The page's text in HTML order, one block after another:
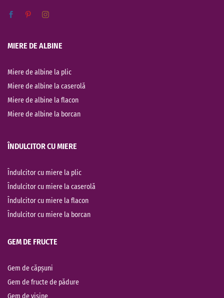
MIERE DE ALBINE
Miere de albine la plic
Miere de albine la caserolă
Miere de albine la flacon
Miere de albine la borcan
ÎNDULCITOR CU MIERE
Îndulcitor cu miere la plic
Îndulcitor cu miere la caserolă
Îndulcitor cu miere la flacon
Îndulcitor cu miere la borcan
GEM DE FRUCTE
Gem de căpșuni
Gem de fructe de pădure
Gem de vișine